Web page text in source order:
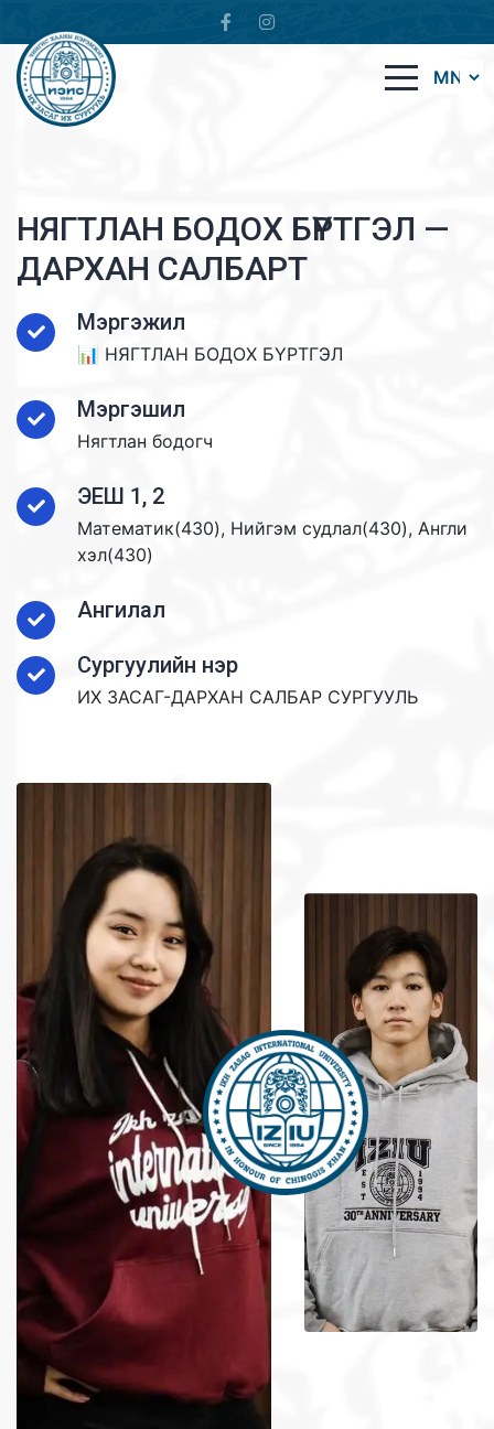
НЯГТЛАН БОДОХ БҮРТГЭЛ —
ДАРХАН САЛБАРТ
Мэргэжил
📊 НЯГТЛАН БОДОХ БҮРТГЭЛ
Мэргэшил
Нягтлан бодогч
ЭЕШ 1, 2
Математик(430), Нийгэм судлал(430), Англи
хэл(430)
Ангилал
Сургуулийн нэр
ИХ ЗАСАГ-ДАРХАН САЛБАР СУРГУУЛЬ